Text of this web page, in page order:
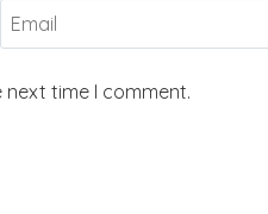
time I comment.